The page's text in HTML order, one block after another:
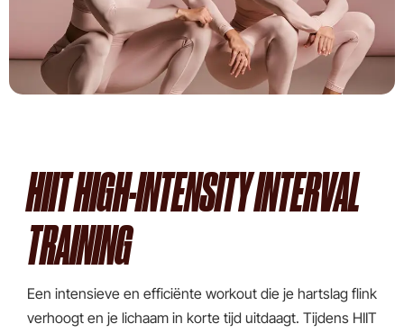
HIIT HIGH-INTENSITY INTERVAL
TRAINING
Een intensieve en efficiënte workout die je hartslag flink
verhoogt en je lichaam in korte tijd uitdaagt. Tijdens HIIT